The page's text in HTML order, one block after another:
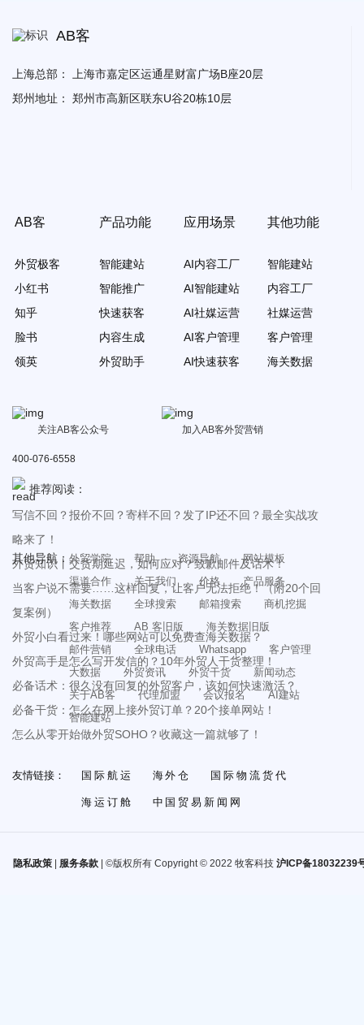
AB客
上海总部：
上海市嘉定区运通星财富广场B座20层
郑州地址：
郑州市高新区联东U谷20栋10层
AB客
外贸极客
小红书
知乎
脸书
领英
产品功能
智能建站
智能推广
快速获客
内容生成
外贸助手
应用场景
AI内容工厂
AI智能建站
AI社媒运营
AI客户管理
AI快速获客
其他功能
智能建站
内容工厂
社媒运营
客户管理
海关数据
关注AB客公众号 加入AB客外贸营销
400-076-6558
推荐阅读：
写信不回？报价不回？寄样不回？发了IP还不回？最全实战攻
略来了！
外贸知识丨交货期延迟，如何应对？致歉邮件及话术！
当客户说不需要……这样回复，让客户无法拒绝！（附20个回
复案例）
外贸小白看过来！哪些网站可以免费查海关数据？
外贸高手是怎么写开发信的？10年外贸人干货整理！
必备话术：很久没有回复的外贸客户，该如何快速激活？
必备干货：怎么在网上接外贸订单？20个接单网站！
怎么从零开始做外贸SOHO？收藏这一篇就够了！
其他导航： 外贸学院 帮助 资源导航
网站模板
渠道合作
关于我们 价格
产品服务
海关数据
全球搜索 邮箱搜索
商机挖掘
客户推荐
AB 客旧版
海关数据旧版
邮件营销
全球电话 Whatsapp
客户管理
大数据
外贸资讯 外贸干货
新闻动态
关于AB客
代理加盟 会议报名
AI建站
智能建站
友情链接： 国际航运 海外仓 国际物流货代
海运订舱 中国贸易新闻网
隐私政策| 服务条款| ©版权所有 Copyright © 2022 牧客科技 沪ICP备18032239